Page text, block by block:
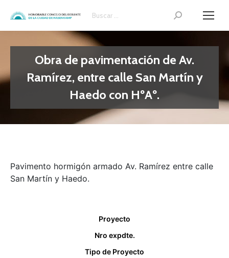
Search:
Obra de pavimentación de Av.
Ramírez, entre calle San Martín y
Haedo con HºAº.
Pavimento hormigón armado Av. Ramírez entre calle
San Martín y Haedo.
Proyecto
Nro expdte.
Tipo de Proyecto